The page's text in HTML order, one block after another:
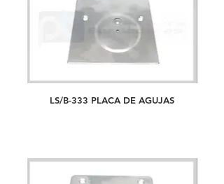
LS/B-333 PLACA DE AGUJAS